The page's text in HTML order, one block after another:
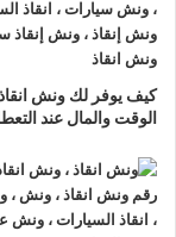
نحنأسرع ونش انقاذ
سيارات
01120018852
اقصي.
تليفونونش
ونش انقاذ شارع
كيف يوفر لك ونش
الوقت والمال عند